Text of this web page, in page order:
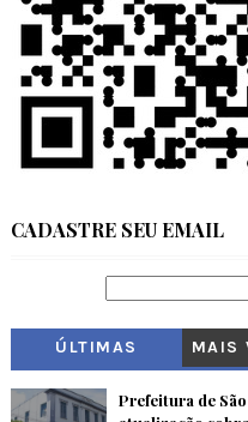
CADASTRE SEU EMAIL
ÚLTIMAS MAIS
Prefeitura de